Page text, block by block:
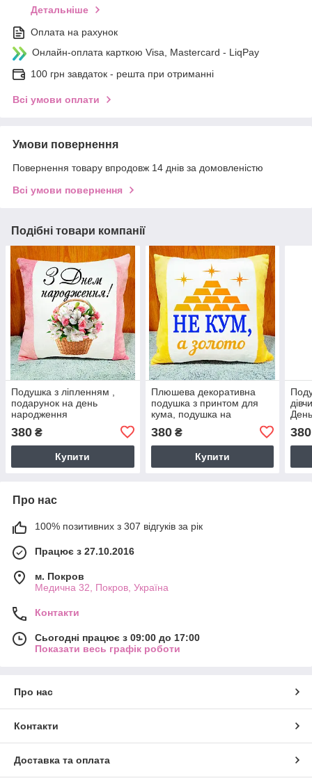
Детальніше
Оплата на рахунок
Онлайн-оплата карткою Visa, Mastercard - LiqPay
100 грн завдаток - решта при отриманні
Всі умови оплати
Умови повернення
Повернення товару впродовж 14 днів за домовленістю
Всі умови повернення
Подібні товари компанії
Подушка з ліпленням ,
подарунок на день
народження
380 ₴
Купити
Плюшева декоративна
подушка з принтом для
кума, подушка на
380₴
Купити
380
Про нас
100% позитивних з 307 відгуків за рік
Працює з 27.10.2016
м. Покров
Медична 32, Покров, Україна
Контакти
Сьогодні працює з 09:00 до 17:00
Показати весь графік роботи
Про нас
Контакти
Доставка та оплата